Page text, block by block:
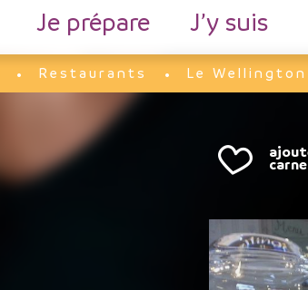
Je prépare J’y suis
Restaurants Le Wellington